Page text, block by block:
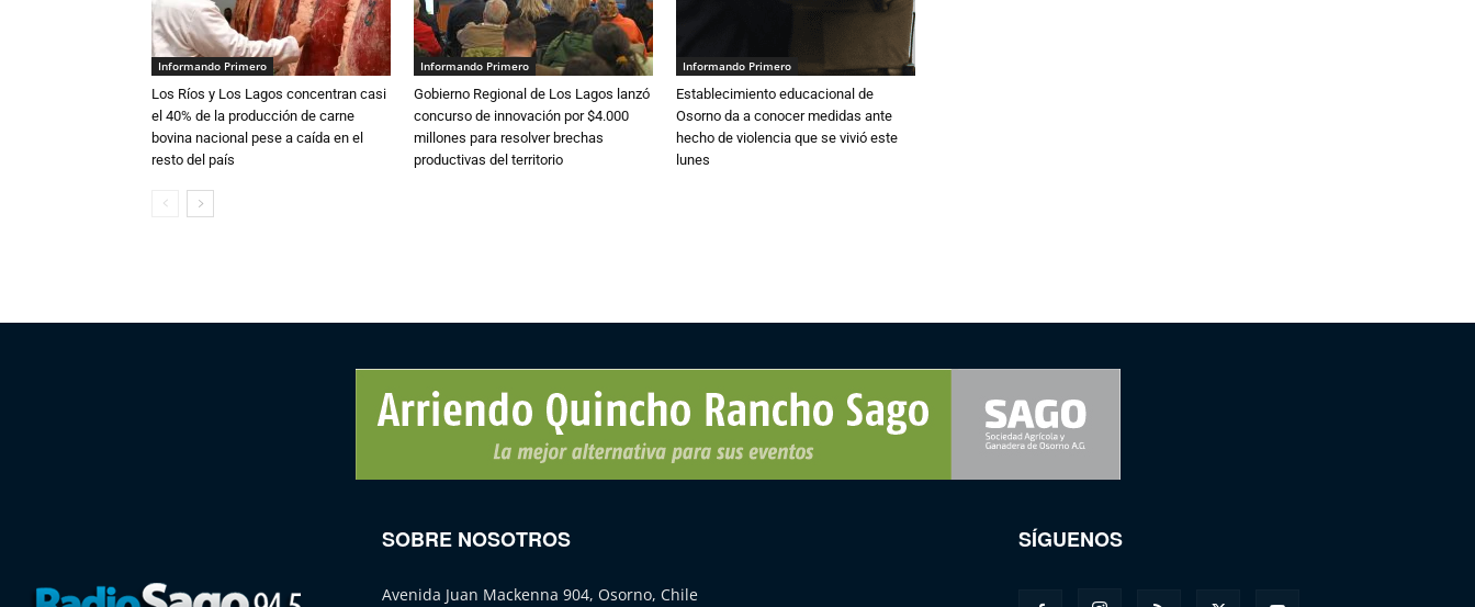
Informando Primero
Los Ríos y Los Lagos concentran casi
el 40% de la producción de carne
bovina nacional pese a caída en el
resto del país
Informando Primero
Gobierno Regional de Los Lagos lanzó
concurso de innovación por $4.000
millones para resolver brechas
productivas del territorio
Informando Primero
Establecimiento educacional de
Osorno da a conocer medidas ante
hecho de violencia que se vivió este
lunes
SOBRE NOSOTROS
Avenida Juan Mackenna 904, Osorno, Chile
SÍGUENOS